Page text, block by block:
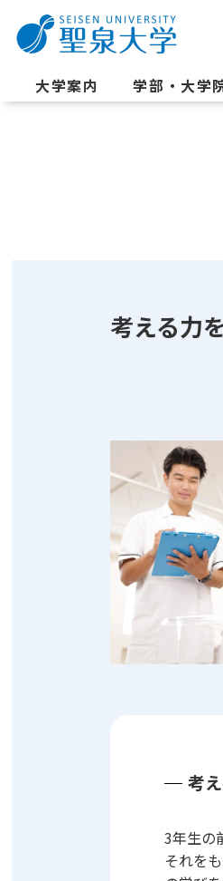
大学案内 学部・大学
考える力
考
3年生の
それを